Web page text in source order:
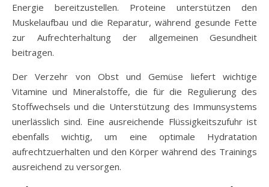
Energie bereitzustellen. Proteine unterstützen den
Muskelaufbau und die Reparatur, während gesunde Fette
zur Aufrechterhaltung der allgemeinen Gesundheit
beitragen.
Der Verzehr von Obst und Gemüse liefert wichtige
Vitamine und Mineralstoffe, die für die Regulierung des
Stoffwechsels und die Unterstützung des Immunsystems
unerlässlich sind. Eine ausreichende Flüssigkeitszufuhr ist
ebenfalls wichtig, um eine optimale Hydratation
aufrechtzuerhalten und den Körper während des Trainings
ausreichend zu versorgen.